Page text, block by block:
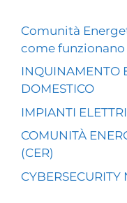
Comunità
come
INQUINAMENTO
DOMESTICO
IMPIANTI
COMUNITÀ
(CER)